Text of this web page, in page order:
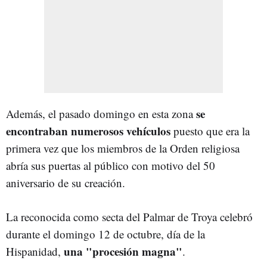
Además, el pasado domingo en esta zonase
encontraban numerosos vehículos puesto que era la
primera vez que los miembros de la Orden religiosa
abría sus puertas al público con motivo del 50
aniversario de su creación.
La reconocida como secta del Palmar de Troya celebró
durante el domingo 12 de octubre, día de la
Hispanidad, una "procesión magna".